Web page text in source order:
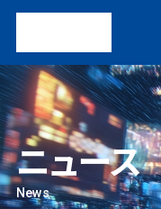
ニュース
News